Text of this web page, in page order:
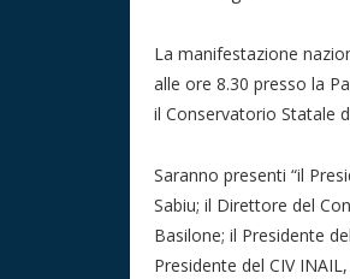
La manifestazione
alle ore 8.30 presso la
il Conservatorio Statale
Saranno presenti “il
Sabiu; il Direttore del
Basilone; il Presidente
Presidente del CIV